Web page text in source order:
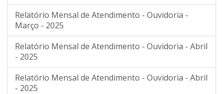
Relatório Mensal de Atendimento - Ouvidoria -
Março - 2025
Relatório Mensal de Atendimento - Ouvidoria - Abril
- 2025
Relatório Mensal de Atendimento - Ouvidoria - Abril
- 2025